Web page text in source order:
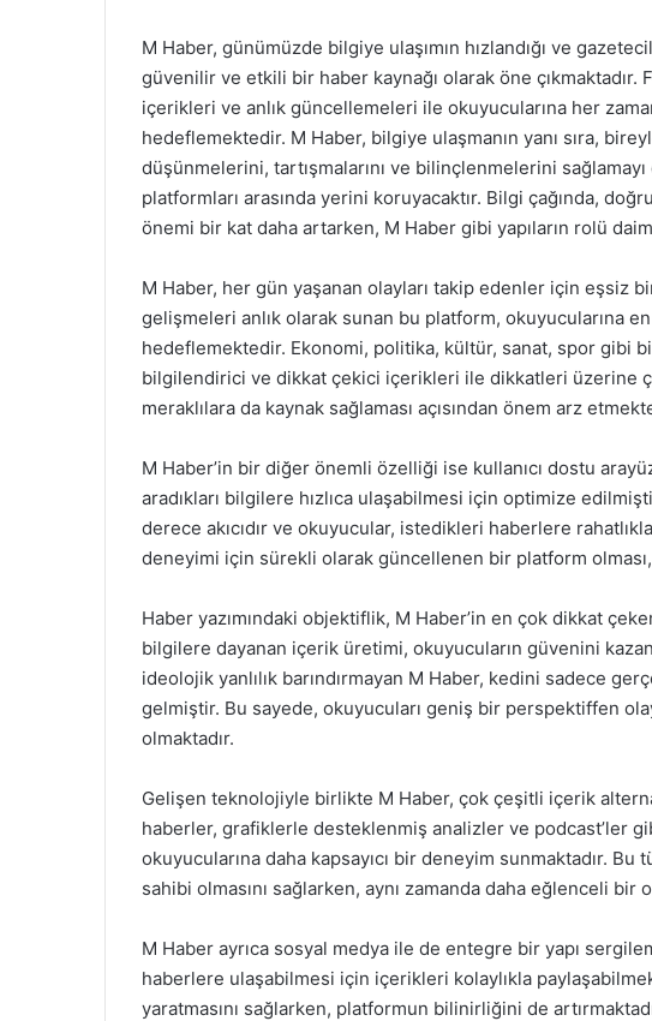
M Haber, günümüzde bilgiye ulaşımın hızlandığı ve
güvenilir ve etkili bir haber kaynağı olarak öne çıkmaktadır.
içerikleri ve anlık güncellemeleri ile okuyucularına her
hedeflemektedir. M Haber, bilgiye ulaşmanın yanı sıra,
düşünmelerini, tartışmalarını ve bilinçlenmelerini
platformları arasında yerini koruyacaktır. Bilgi çağında,
önemi bir kat daha artarken, M Haber gibi yapıların rolü
M Haber, her gün yaşanan olayları takip edenler için eşsiz
gelişmeleri anlık olarak sunan bu platform, okuyucularına
hedeflemektedir. Ekonomi, politika, kültür, sanat, spor gibi
bilgilendirici ve dikkat çekici içerikleri ile dikkatleri üzerine
meraklılara da kaynak sağlaması açısından önem arz
M Haber’in bir diğer önemli özelliği ise kullanıcı dostu
aradıkları bilgilere hızlıca ulaşabilmesi için optimize
derece akıcıdır ve okuyucular, istedikleri haberlere
deneyimi için sürekli olarak güncellenen bir platform olması,
Haber yazımındaki objektiflik, M Haber’in en çok dikkat
bilgilere dayanan içerik üretimi, okuyucuların güvenini
ideolojik yanlılık barındırmayan M Haber, kedini sadece
gelmiştir. Bu sayede, okuyucuları geniş bir perspektiffen
olmaktadır.
Gelişen teknolojiyle birlikte M Haber, çok çeşitli içerik
haberler, grafiklerle desteklenmiş analizler ve podcast’ler
okuyucularına daha kapsayıcı bir deneyim sunmaktadır. Bu
sahibi olmasını sağlarken, aynı zamanda daha eğlenceli bir
M Haber ayrıca sosyal medya ile de entegre bir yapı
haberlere ulaşabilmesi için içerikleri kolaylıkla
yaratmasını sağlarken, platformun bilinirliğini de